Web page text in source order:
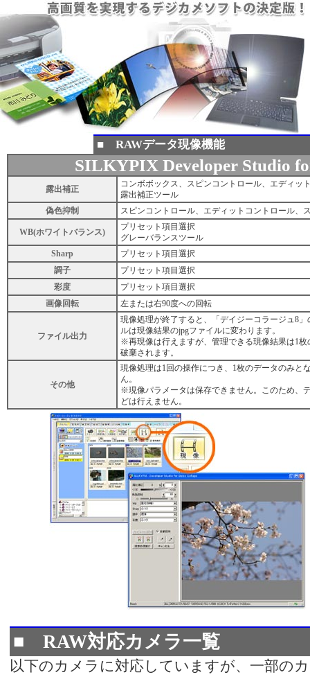
■ RAWデータ現像機能
SILKYPIX Developer Studio
露出補正
コンボボックス、スピンコントロール、エディッ
露出補正ツール
偽色抑制
スピンコントロール、エディットコントロール、
WB(ホワイトバランス)
プリセット項目選択
グレーバランスツール
Sharp
プリセット項目選択
調子
プリセット項目選択
彩度
プリセット項目選択
画像回転
左または右90度への回転
ファイル出力
現像処理が終了すると、「デイジーコラージュ8
ルは現像結果のjpgファイルに変わります。
※再現像は行えますが、管理できる現像結果は1
破棄されます。
その他
現像処理は1回の操作につき、1枚のデータのみと
ん。
※現像パラメータは保存できません。このため、
どは行えません。
■ RAW対応カメラ一覧
以下のカメラに対応していますが、一部の